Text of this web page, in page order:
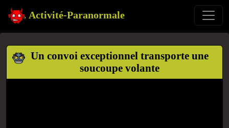
Activité-Paranormale
Un convoi exceptionnel transporte une
soucoupe volante